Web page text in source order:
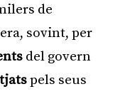
de
sovint, per
del govern
pels seus